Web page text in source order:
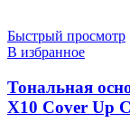
Быстрый просмотр
В избранное
Тональная
X10 Cover Up